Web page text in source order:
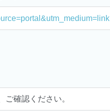
確認ください。